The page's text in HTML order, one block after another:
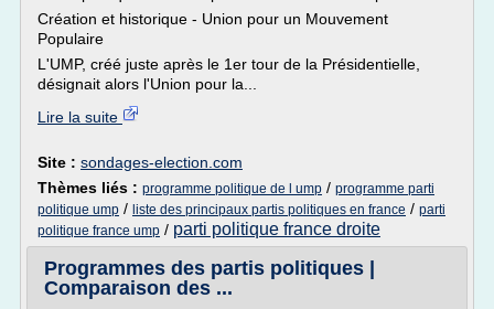
Création et historique - Union pour un Mouvement
Populaire
L'UMP, créé juste après le 1er tour de la Présidentielle,
désignait alors l'Union pour la...
Lire la suite
Site : sondages-election.com
Thèmes liés : programme politique de l ump / programme parti
politique ump / liste des principaux partis politiques en france / parti
politique france ump / parti politique france droite
Programmes des partis politiques |
Comparaison des ...